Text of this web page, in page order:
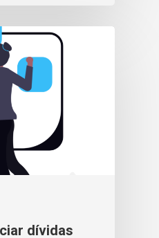
dívidas